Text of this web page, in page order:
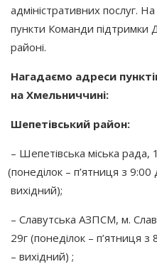
адміністративних послуг.
пункти Команди підтримки
районі.
Нагадаємо адреси
на Хмельниччині:
Шепетівський район:
– Шепетівська міська
(понеділок– п’ятниця з 9:00
вихідний);
– Славутська АЗПСМ, м.
29г (понеділок – п’ятниця з
– вихідний) ;